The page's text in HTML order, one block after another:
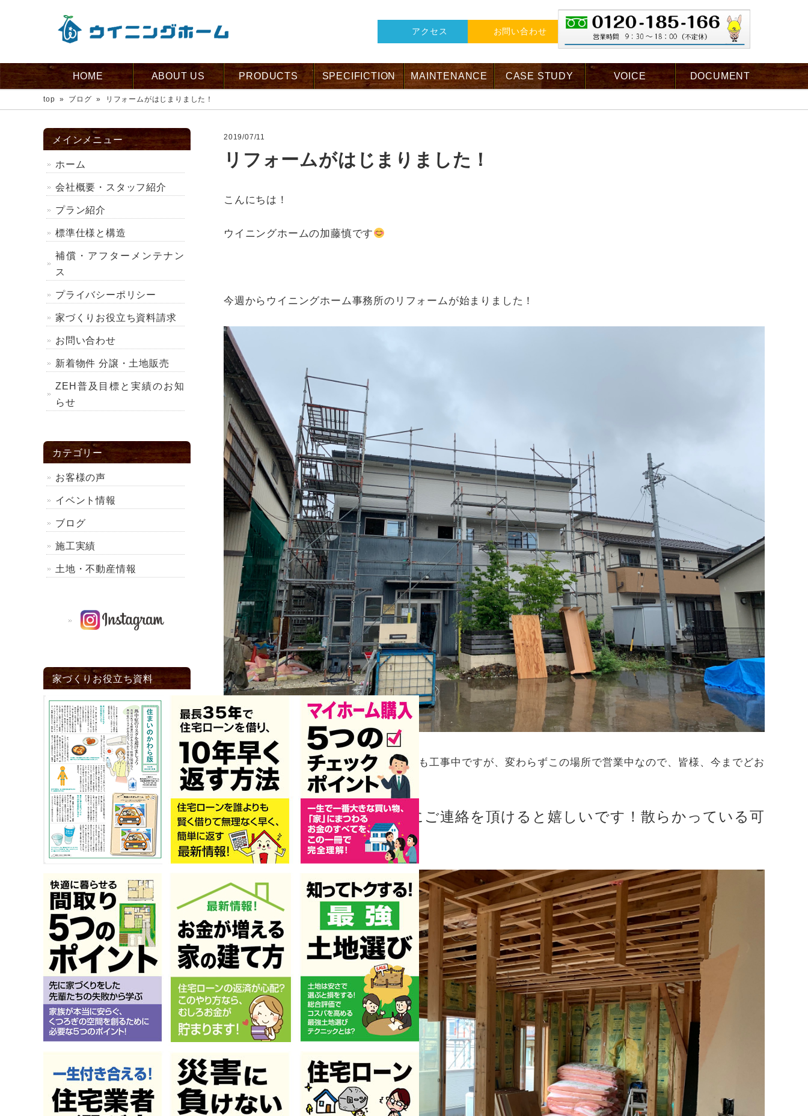
アクセス お問い合わせ
HOME ABOUT US PRODUCTS SPECIFICTION MAINTENANCE CASE STUDY VOICE DOCUMENT
top » ブログ » リフォームがはじまりました！
2019/07/11
リフォームがはじまりました！
こんにちは！
ウイニングホームの加藤慎です
今週からウイニングホーム事務所のリフォームが始まりました！
外まわりは足場がかかっており、いかにも工事中ですが、変わらずこの場所で営業中なので、皆様、今までどお
りお越しくださいね
（お越しいただく際は事前にご連絡を頂けると嬉しいです！散らかっている可
能性がありますので（笑））
メインメニュー
ホーム
会社概要・スタッフ紹介
プラン紹介
標準仕様と構造
補償・アフターメンテナン
ス
プライバシーポリシー
家づくりお役立ち資料請求
お問い合わせ
新着物件 分譲・土地販売
ZEH普及目標と実績のお知
らせ
カテゴリー
お客様の声
イベント情報
ブログ
施工実績
土地・不動産情報
家づくりお役立ち資料